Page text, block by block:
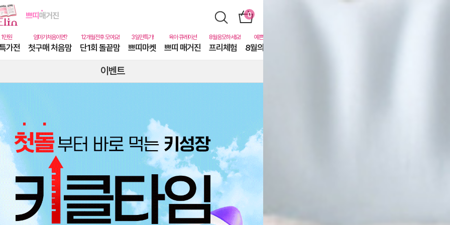
가전 첫구매 처음맘 단1회 돌끝맘 쁘띠마켓 쁘띠 매거진 프리체험 8월의 동물친구들
이벤트